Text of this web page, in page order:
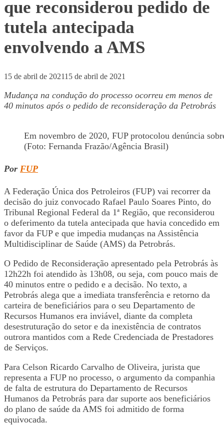
que reconsiderou pedido de
tutela antecipada
envolvendo a AMS
15 de abril de 202115 de abril de 2021
Mudança na condução do processo ocorreu em menos de
40 minutos após o pedido de reconsideração da Petrobrás
Em novembro de 2020, FUP protocolou denúncia
(Foto: Fernanda Frazão/Agência Brasil)
Por FUP
A Federação Única dos Petroleiros (FUP) vai recorrer da
decisão do juiz convocado Rafael Paulo Soares Pinto, do
Tribunal Regional Federal da 1ª Região, que reconsiderou
o deferimento da tutela antecipada que havia concedido em
favor da FUP e que impedia mudanças na Assistência
Multidisciplinar de Saúde (AMS) da Petrobrás.
O Pedido de Reconsideração apresentado pela Petrobrás às
12h22h foi atendido às 13h08, ou seja, com pouco mais de
40 minutos entre o pedido e a decisão. No texto, a
Petrobrás alega que a imediata transferência e retorno da
carteira de beneficiários para o seu Departamento de
Recursos Humanos era inviável, diante da completa
desestruturação do setor e da inexistência de contratos
outrora mantidos com a Rede Credenciada de Prestadores
de Serviços.
Para Celson Ricardo Carvalho de Oliveira, jurista que
representa a FUP no processo, o argumento da companhia
de falta de estrutura do Departamento de Recursos
Humanos da Petrobrás para dar suporte aos beneficiários
do plano de saúde da AMS foi admitido de forma
equivocada.